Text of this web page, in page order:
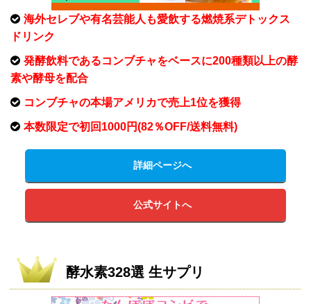
海外セレブや有名芸能人も愛飲する燃焼系デトックス
ドリンク
発酵飲料であるコンブチャをベースに200種類以上の酵
素や酵母を配合
コンブチャの本場アメリカで売上1位を獲得
本数限定で初回1000円(82％OFF/送料無料)
詳細ページへ
公式サイトへ
酵水素328選 生サプリ